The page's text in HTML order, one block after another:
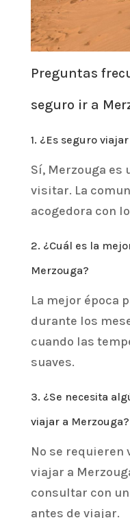
Preguntas
seguro ir a
1. ¿Es seguro
Sí, Merzouga es
visitar. La
acogedora con
2. ¿Cuál es la
Merzouga?
La mejor época
durante los
cuando las
suaves.
3. ¿Se necesita
viajar a Merzouga?
No se requieren
viajar a
consultar con
antes de viajar.